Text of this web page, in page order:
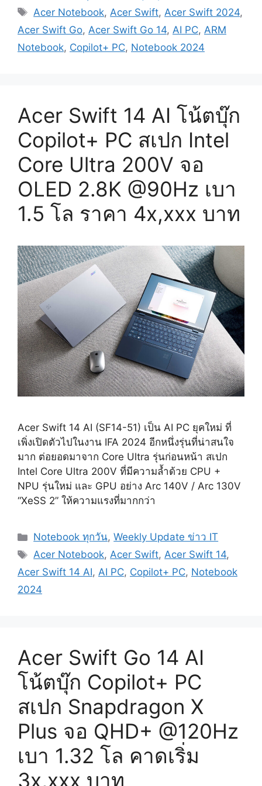
Tags
Acer Notebook, Acer Swift, Acer Swift 2024,
Acer Swift Go, Acer Swift Go 14, AI PC, ARM
Notebook, Copilot+ PC, Notebook 2024
Acer Swift 14 AI โน้ตบุ๊ก
Copilot+ PC สเปก Intel
Core Ultra 200V จอ
OLED 2.8K @90Hz เบา
1.5 โล ราคา 4x,xxx บาท
Acer Swift 14 AI (SF14-51) เป็น AI PC ยุคใหม่ ที่
เพิ่งเปิดตัวไปในงาน IFA 2024 อีกหนึ่งรุ่นที่น่าสนใจ
มาก ต่อยอดมาจาก Core Ultra รุ่นก่อนหน้า สเปก
Intel Core Ultra 200V ที่มีความล้ำด้วย CPU +
NPU รุ่นใหม่ และ GPU อย่าง Arc 140V / Arc 130V
“XeSS 2” ให้ความแรงที่มากกว่า
Categories
Notebook ทุกวัน,Weekly Update ข่าว IT
Tags
Acer Notebook,Acer Swift,Acer Swift 14,
Acer Swift 14 AI, AI PC, Copilot+ PC, Notebook
2024
Acer Swift Go 14 AI
โน้ตบุ๊ก Copilot+ PC
สเปก Snapdragon X
Plus จอ QHD+ @120Hz
เบา 1.32 โล คาดเริ่ม
3x,xxx บาท